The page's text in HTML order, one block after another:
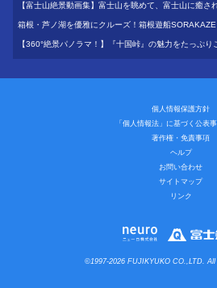
【富士山絶景動画集】富士山を眺めて、富士山に癒さ
箱根・芦ノ湖を優雅にクルーズ！箱根遊船
【360°絶景パノラマ！】『十国峠』の魅力をたっぷり
個人情報保護方針
「個人情報法」に基づく公表
著作権・免責事項
ヘルプ
お問い合わせ
サイトマップ
リンク
©1997-2026 FUJIKYUKO CO.,LTD.